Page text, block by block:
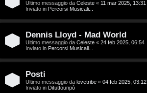
i
C
e
r
Ultimo messaggio da Celeste « 11 mar 2025, 13:31
Inviato in Percorsi Musicali...
Dennis Lloyd - Mad World
Ultimo messaggio da Celeste « 24 feb 2025, 06:54
Inviato in Percorsi Musicali...
Posti
Ultimo messaggio da lovetribe « 04 feb 2025, 03:12
Inviato in Dituttounpò
C
D
/
V
i